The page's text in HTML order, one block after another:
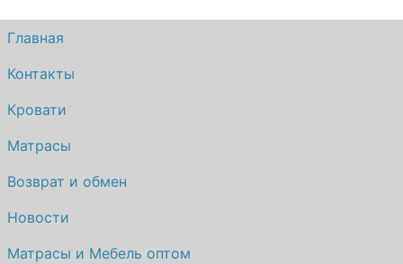
Главная
Контакты
Кровати
Матрасы
Возврат и обмен
Новости
Матрасы и Мебель оптом